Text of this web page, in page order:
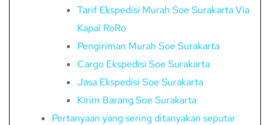
Tarif Ekspedisi Murah Soe Surakarta Via
Kapal RoRo
Pengiriman Murah Soe Surakarta
Cargo Ekspedisi Soe Surakarta
Jasa Ekspedisi Soe Surakarta
Kirim Barang Soe Surakarta
Pertanyaan yang sering ditanyakan seputar